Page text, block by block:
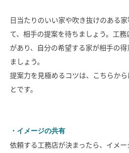
日当たりのいい家や吹き抜けのある
て、相手の提案を待ちましょう。工
があり、自分の希望する家が相手の
ましょう。
提案力を見極めるコツは、こちらか
とです。
・イメージの共有
依頼する工務店が決まったら、イメ